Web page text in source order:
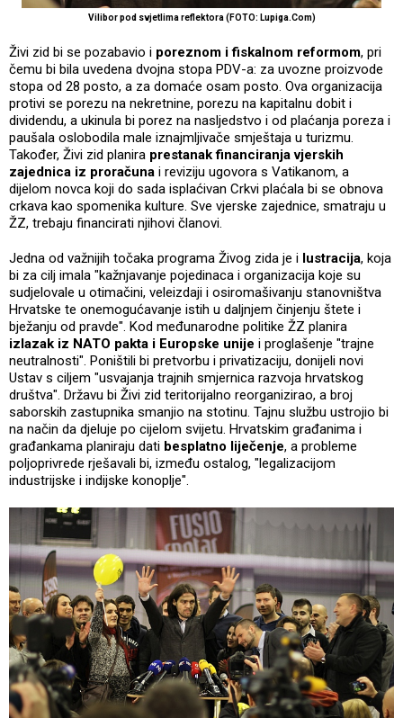
Vilibor pod svjetlima reflektora (FOTO: Lupiga.Com)
Živi zid bi se pozabavio i poreznom i fiskalnom reformom, pri
čemu bi bila uvedena dvojna stopa PDV-a: za uvozne proizvode
stopa od 28 posto, a za domaće osam posto. Ova organizacija
protivi se porezu na nekretnine, porezu na kapitalnu dobit i
dividendu, a ukinula bi porez na nasljedstvo i od plaćanja poreza i
paušala oslobodila male iznajmljivače smještaja u turizmu.
Također, Živi zid planira prestanak financiranja vjerskih
zajednica iz proračuna i reviziju ugovora s Vatikanom, a
dijelom novca koji do sada isplaćivan Crkvi plaćala bi se obnova
crkava kao spomenika kulture. Sve vjerske zajednice, smatraju u
ŽZ, trebaju financirati njihovi članovi.
Jedna od važnijih točaka programa Živog zida je i lustracija, koja
bi za cilj imala "kažnjavanje pojedinaca i organizacija koje su
sudjelovale u otimačini, veleizdaji i osiromašivanju stanovništva
Hrvatske te onemogućavanje istih u daljnjem činjenju štete i
bježanju od pravde". Kod međunarodne politike ŽZ planira
izlazak iz NATO pakta i Europske unije i proglašenje "trajne
neutralnosti". Poništili bi pretvorbu i privatizaciju, donijeli novi
Ustav s ciljem "usvajanja trajnih smjernica razvoja hrvatskog
društva". Državu bi Živi zid teritorijalno reorganizirao, a broj
saborskih zastupnika smanjio na stotinu. Tajnu službu ustrojio bi
na način da djeluje po cijelom svijetu. Hrvatskim građanima i
građankama planiraju dati besplatno liječenje, a probleme
poljoprivrede rješavali bi, između ostalog, "legalizacijom
industrijske i indijske konoplje".